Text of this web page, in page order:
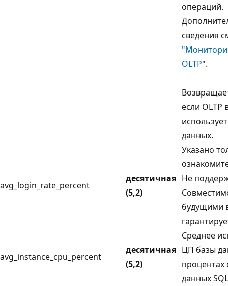
операций.
сведения
OLTP".
если OLTP
данных.
avg_login_rate_percent
десятичная
(5,2)
Указано
Не
будущими
avg_instance_cpu_percent
десятичная
(5,2)
Среднее
ЦП базы
процентах
данных